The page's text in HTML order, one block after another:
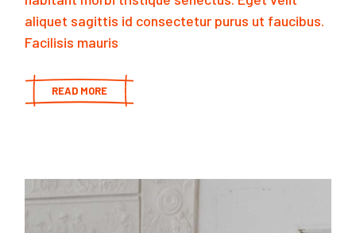
aliquet sagittis id consectetur purus ut faucibus.
Facilisis mauris
READ MORE